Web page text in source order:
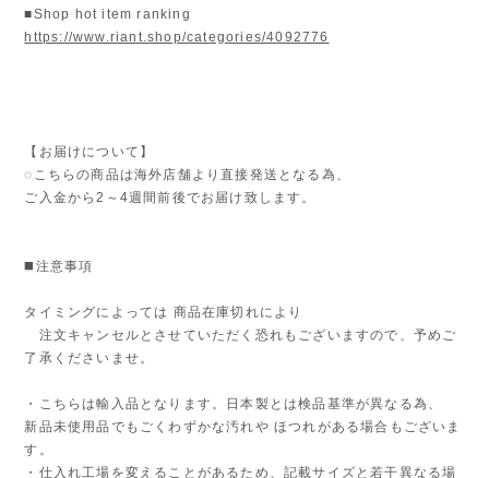
■Shop hot item ranking
https://www.riant.shop/categories/4092776
【お届けについて】
◌こちらの商品は海外店舗より直接発送となる為、
ご入金から2～4週間前後でお届け致します。
◼️注意事項
タイミングによっては 商品在庫切れにより
注文キャンセルとさせていただく恐れもございますので、予めご
了承くださいませ。
・こちらは輸入品となります。日本製とは検品基準が異なる為、
新品未使用品でもごくわずかな汚れや ほつれがある場合もございま
す。
・仕入れ工場を変えることがあるため、記載サイズと若干異なる場